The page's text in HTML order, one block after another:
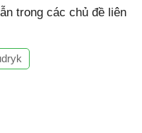
trong các chủ đề liên